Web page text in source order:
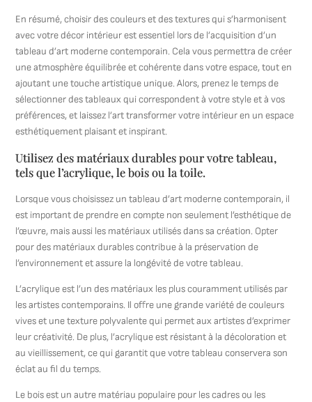
En résumé, choisir des couleurs et des textures qui s’harmonisent
avec votre décor intérieur est essentiel lors de l’acquisition d’un
tableau d’art moderne contemporain. Cela vous permettra de créer
une atmosphère équilibrée et cohérente dans votre espace, tout en
ajoutant une touche artistique unique. Alors, prenez le temps de
sélectionner des tableaux qui correspondent à votre style et à vos
préférences, et laissez l’art transformer votre intérieur en un espace
esthétiquement plaisant et inspirant.
Utilisez des matériaux durables pour votre tableau,
tels que l’acrylique, le bois ou la toile.
Lorsque vous choisissez un tableau d’art moderne contemporain, il
est important de prendre en compte non seulement l’esthétique de
l’œuvre, mais aussi les matériaux utilisés dans sa création. Opter
pour des matériaux durables contribue à la préservation de
l’environnement et assure la longévité de votre tableau.
L’acrylique est l’un des matériaux les plus couramment utilisés par
les artistes contemporains. Il offre une grande variété de couleurs
vives et une texture polyvalente qui permet aux artistes d’exprimer
leur créativité. De plus, l’acrylique est résistant à la décoloration et
au vieillissement, ce qui garantit que votre tableau conservera son
éclat au fil du temps.
Le bois est un autre matériau populaire pour les cadres ou les